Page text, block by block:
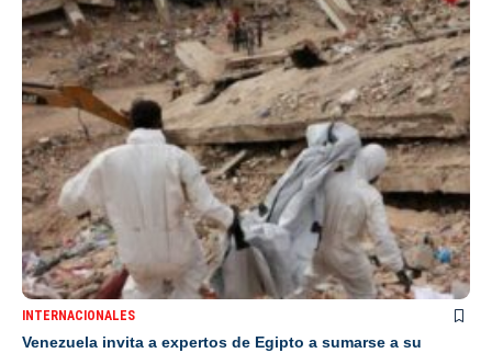
INTERNACIONALES
Venezuela invita a expertos de Egipto a sumarse a su